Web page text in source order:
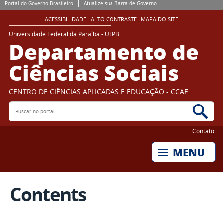
Portal do Governo Brasileiro Atualize sua Barra de Governo
ACESSIBILIDADE ALTO CONTRASTE MAPA DO SITE
Universidade Federal da Paraíba - UFPB
Departamento de
Ciências Sociais
CENTRO DE CIÊNCIAS APLICADAS E EDUCAÇÃO - CCAE
Buscar no portal
Contato
Contents